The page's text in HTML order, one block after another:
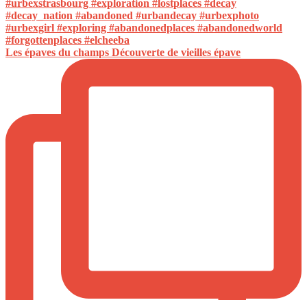
Les épaves du champs Découverte de vieilles épave